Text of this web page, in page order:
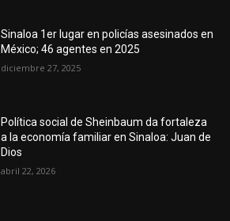
Sinaloa 1er lugar en policías asesinados en
México; 46 agentes en 2025
diciembre 27, 2025
Política social de Sheinbaum da fortaleza
a la economía familiar en Sinaloa: Juan de
Dios
abril 22, 2026